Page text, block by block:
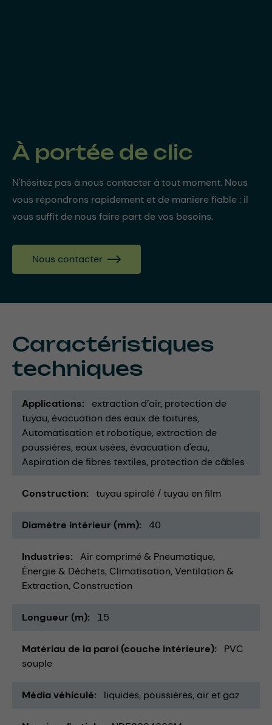
À portée de clic
N'hésitez pas à nous contacter à tout moment. Nous
vous répondrons rapidement et de manière fiable : il
vous suffit de nous faire part de vos besoins.
Nous contacter
Caractéristiques
techniques
Applications extraction d’air protection de
tuyau évacuation des eaux de toitures
Automatisation et robotique extraction de
poussières eaux usées évacuation d'eau
Aspiration de fibres textiles protection de câbles
Construction tuyau spiralé / tuyau en film
Diamètre intérieur (mm) 40
Industries
Air comprimé & Pneumatique
Énergie & Déchets Climatisation, Ventilation &
Extraction Construction
Longueur (m) 15
Matériau de la paroi (couche intérieure)
PVC
souple
Média véhiculé liquides poussières air et gaz